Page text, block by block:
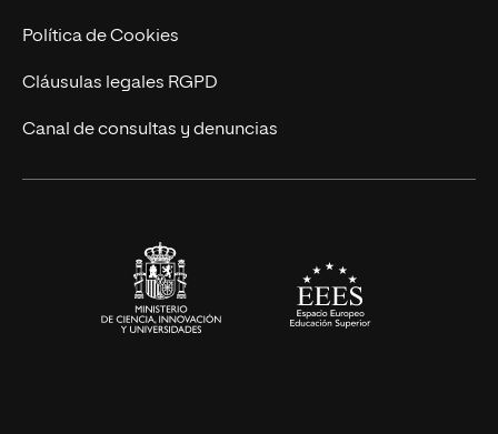
Cursos Universitarios
Actualidad
UNIR Revista
Eventos
Política de Cookies
Cláusulas legales RGPD
Canal de consultas y denuncias